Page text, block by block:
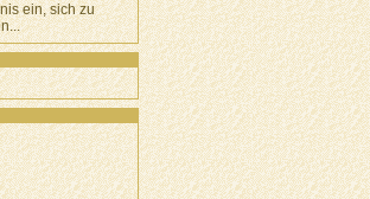
ein, sich zu